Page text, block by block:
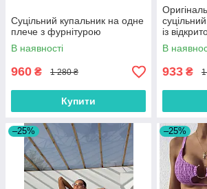
Суцільний купальник на одне
плече з фурнітурою
В наявності
960 ₴ 1 280 ₴
Купити
із
вирізом
M, L
В
933 ₴
–25% –25%